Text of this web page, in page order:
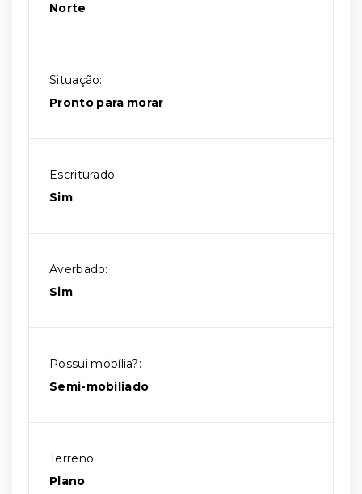
Norte
Situação:
Pronto para morar
Escriturado:
Sim
Averbado:
Sim
Possui mobília?:
Semi-mobiliado
Terreno:
Plano